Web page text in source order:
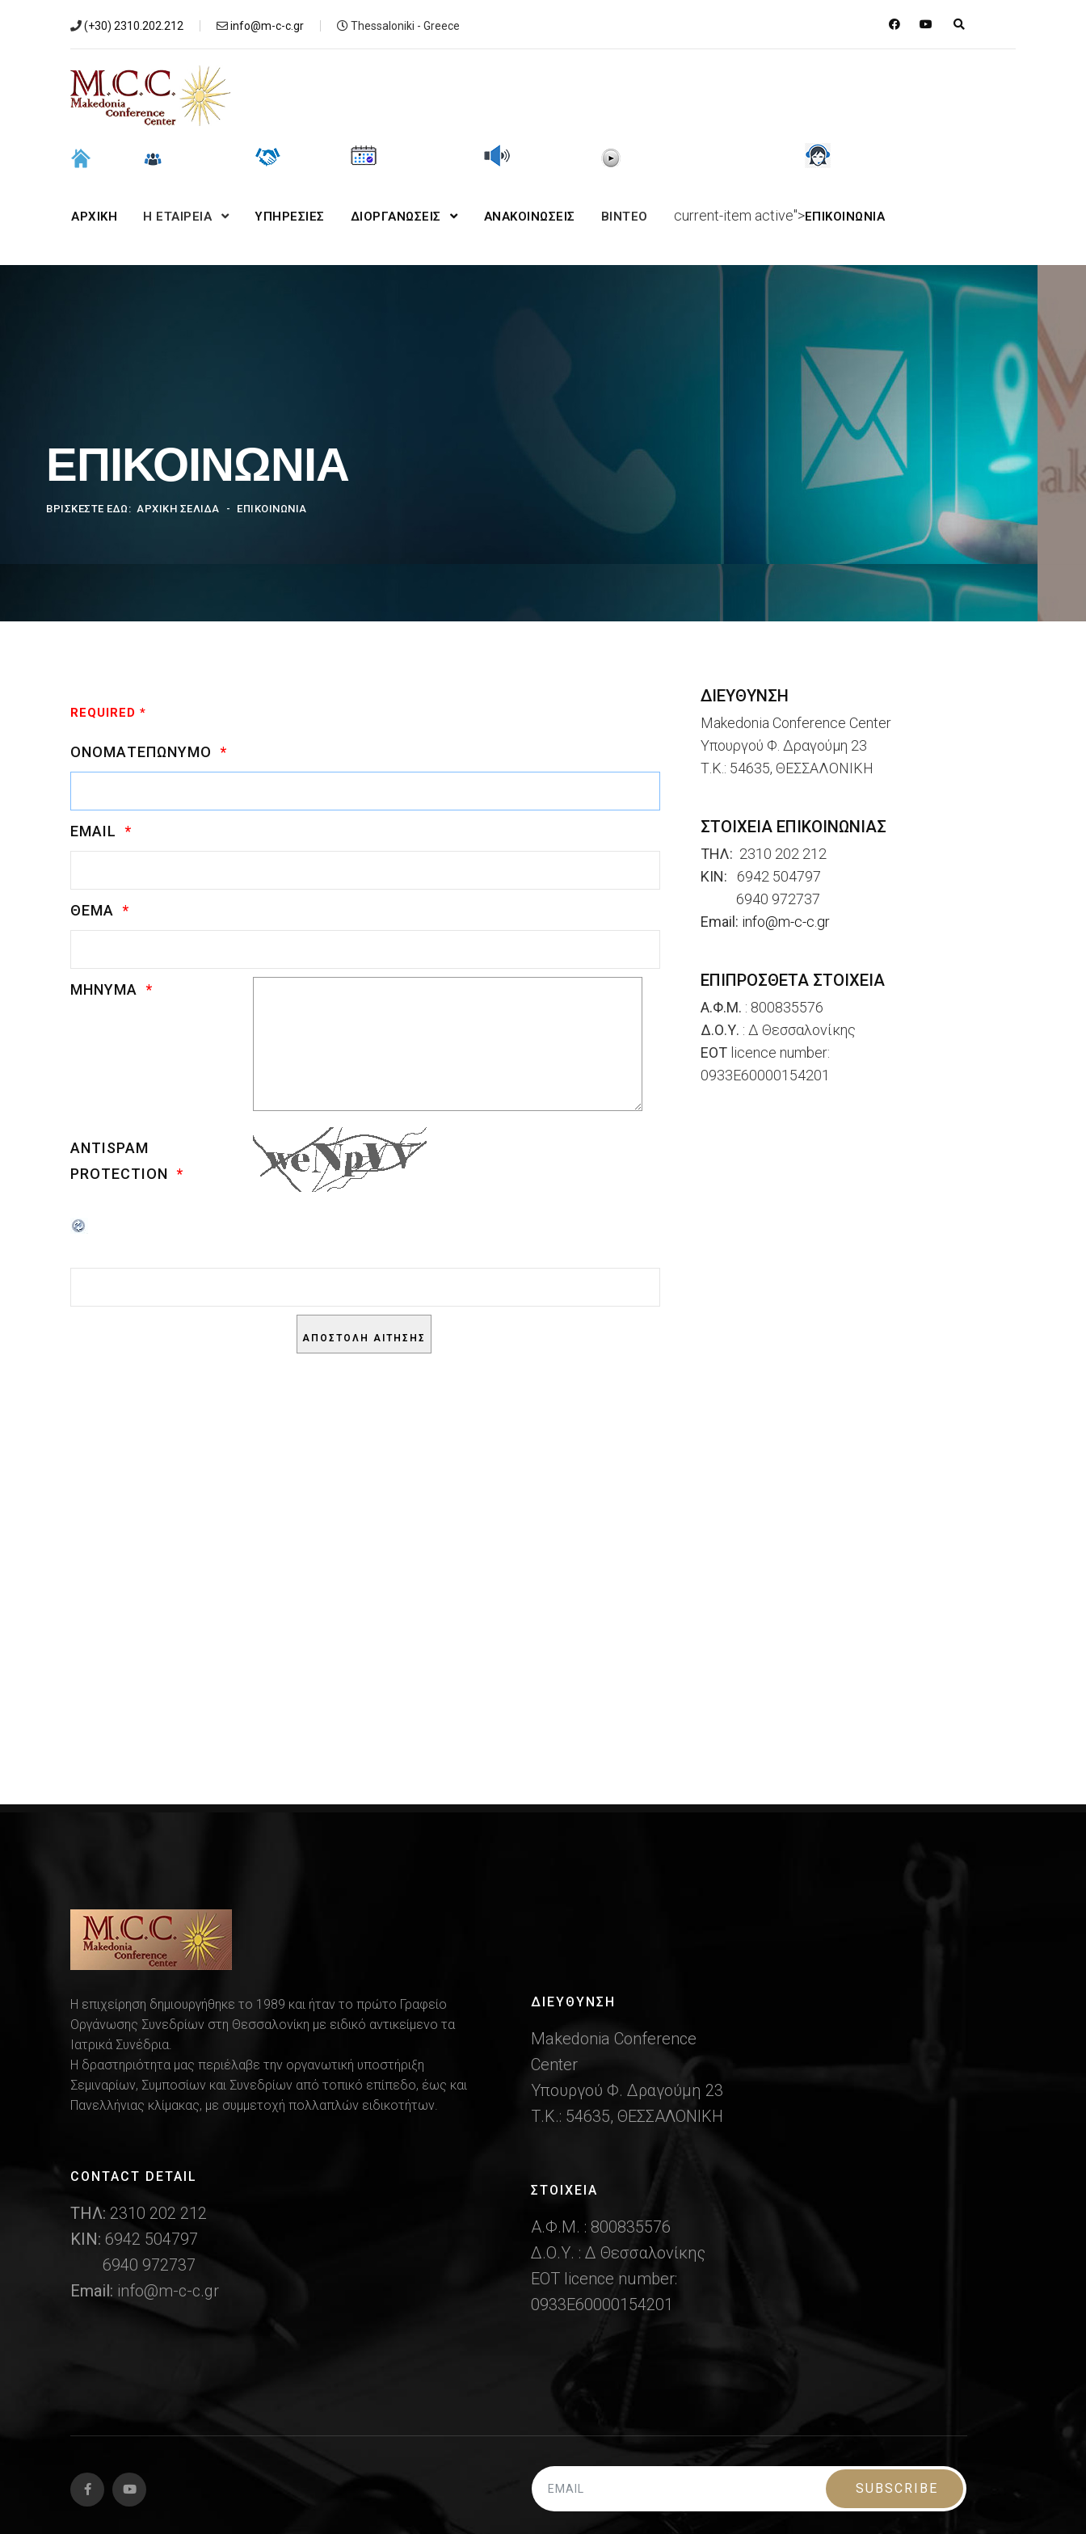
(+30) 2310.202.212 info@m-c-c.gr Thessaloniki - Greece
ΑΡΧΙΚΉ Η ΕΤΑΙΡΕΙΑ ΥΠΗΡΕΣΙΕΣ ΔΙΟΡΓΑΝΩΣΕΙΣ ΑΝΑΚΟΙΝΩΣΕΙΣ BINTEO current-item active">ΕΠΙΚΟΙΝΩΝΙΑ
ΕΠΙΚΟΙΝΩΝΙΑ
ΒΡΊΣΚΕΣΤΕ ΕΔΏ: ΑΡΧΙΚΗ ΣΕΛΙΔΑ ΕΠΙΚΟΙΝΩΝΙΑ
REQUIRED *
ΟΝΟΜΑΤΕΠΏΝΥΜΟ
EMAIL
ΘΈΜΑ
ΜΉΝΥΜΑ
ANTISPAM
PROTECTION
ΔΙΕΥΘΥΝΣΗ
Makedonia Conference Center
Υπουργού Φ. Δραγούμη 23
Τ.Κ.: 54635, ΘΕΣΣΑΛΟΝΙΚΗ
ΣΤΟΙΧΕΙΑ ΕΠΙΚΟΙΝΩΝΙΑΣ
ΤΗΛ: 2310 202 212
ΚΙΝ: 6942 504797
6940 972737
Email: info@m-c-c.gr
ΕΠΙΠΡΟΣΘΕΤΑ ΣΤΟΙΧΕΙΑ
Α.Φ.Μ. : 800835576
Δ.Ο.Υ. : Δ Θεσσαλονίκης
ΕΟΤ licence number:
0933Ε60000154201
Η επιχείρηση δημιουργήθηκε το 1989 και ήταν το πρώτο Γραφείο
Οργάνωσης Συνεδρίων στη Θεσσαλονίκη με ειδικό αντικείμενο τα
Ιατρικά Συνέδρια.
Η δραστηριότητα μας περιέλαβε την οργανωτική υποστήριξη
Σεμιναρίων, Συμποσίων και Συνεδρίων από τοπικό επίπεδο, έως και
Πανελλήνιας κλίμακας, με συμμετοχή πολλαπλών ειδικοτήτων.
CONTACT DETAIL
ΤΗΛ: 2310 202 212
ΚΙΝ: 6942 504797
6940 972737
Email: info@m-c-c.gr
ΔΙΕΎΘΥΝΣΗ
Makedonia Conference
Center
Υπουργού Φ. Δραγούμη 23
Τ.Κ.: 54635, ΘΕΣΣΑΛΟΝΙΚΗ
ΣΤΟΙΧΕΙΑ
Α.Φ.Μ. : 800835576
Δ.Ο.Υ. : Δ Θεσσαλονίκης
ΕΟΤ licence number:
0933Ε60000154201
SUBSCRIBE